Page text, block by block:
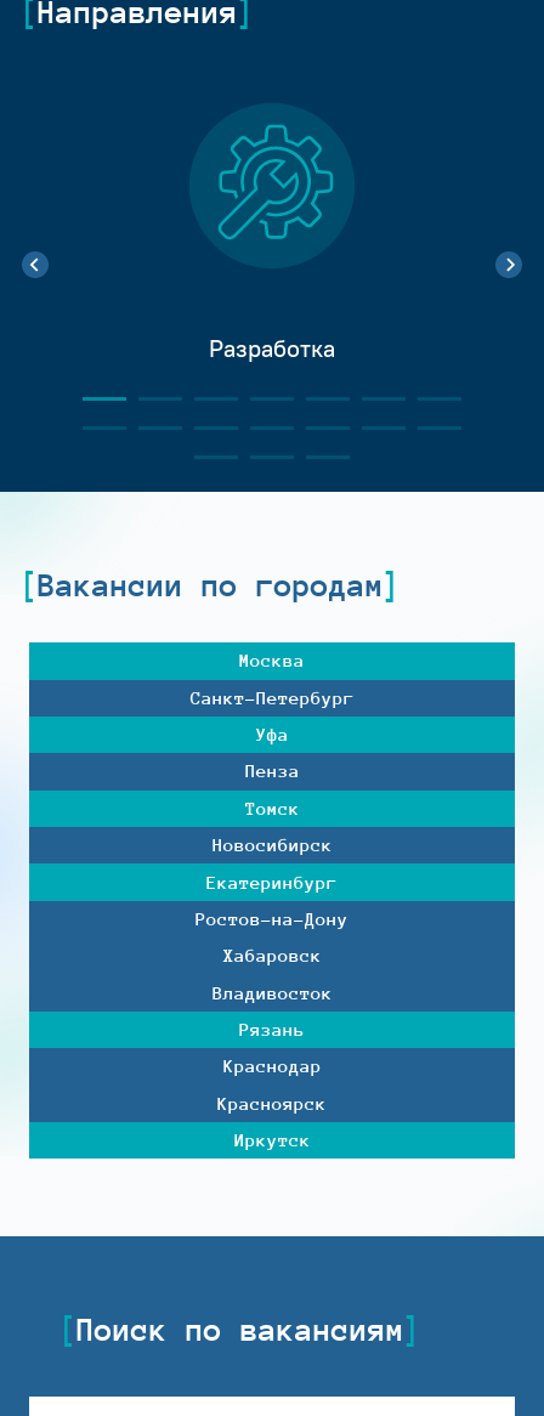
Направления
Разработка
Вакансии по городам
Москва
Санкт-Петербург
Уфа
Пенза
Томск
Новосибирск
Екатеринбург
Ростов-на-Дону
Хабаровск
Владивосток
Рязань
Краснодар
Красноярск
Иркутск
Поиск по вакансиям